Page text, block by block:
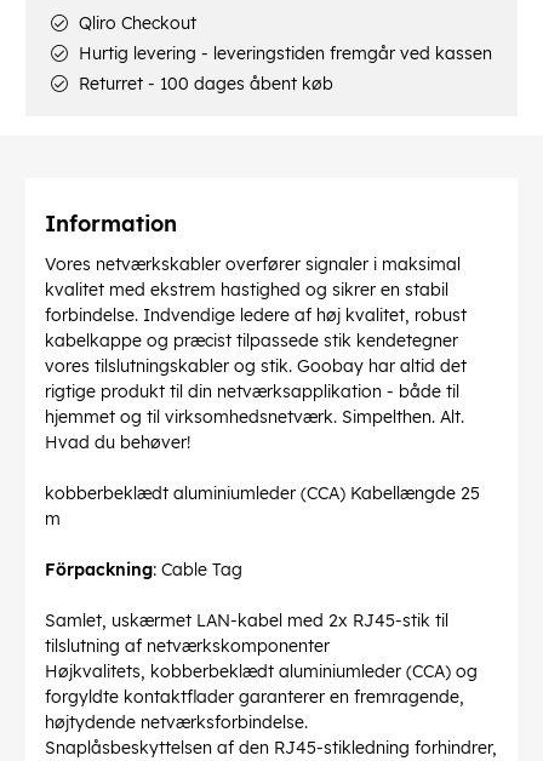
Qliro Checkout
Hurtig levering - leveringstiden fremgår ved kassen
Returret - 100 dages åbent køb
Information
Vores netværkskabler overfører signaler i maksimal
kvalitet med ekstrem hastighed og sikrer en stabil
forbindelse. Indvendige ledere af høj kvalitet, robust
kabelkappe og præcist tilpassede stik kendetegner
vores tilslutningskabler og stik. Goobay har altid det
rigtige produkt til din netværksapplikation - både til
hjemmet og til virksomhedsnetværk. Simpelthen. Alt.
Hvad du behøver!
kobberbeklædt aluminiumleder (CCA) Kabellængde 25
m
Förpackning: Cable Tag
Samlet, uskærmet LAN-kabel med 2x RJ45-stik til
tilslutning af netværkskomponenter
Højkvalitets, kobberbeklædt aluminiumleder (CCA) og
forgyldte kontaktflader garanterer en fremragende,
højtydende netværksforbindelse.
Snaplåsbeskyttelsen af den RJ45-stikledning forhindrer,